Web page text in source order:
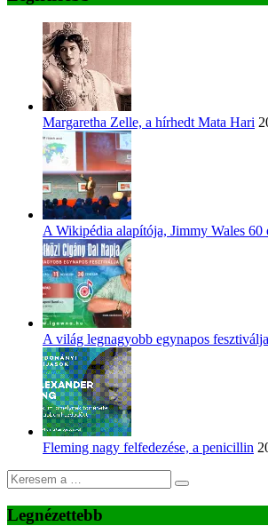
Margaretha Zelle, a hírhedt Mata Hari
A Wikipédia alapítója, Jimmy Wales 60
A világ legnagyobb egynapos fesztiválja
Fleming nagy felfedezése, a penicillin
Legnézettebb